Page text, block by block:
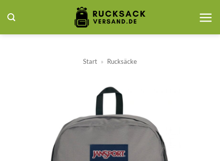
Inhalt
springen
Start » Rucksäcke